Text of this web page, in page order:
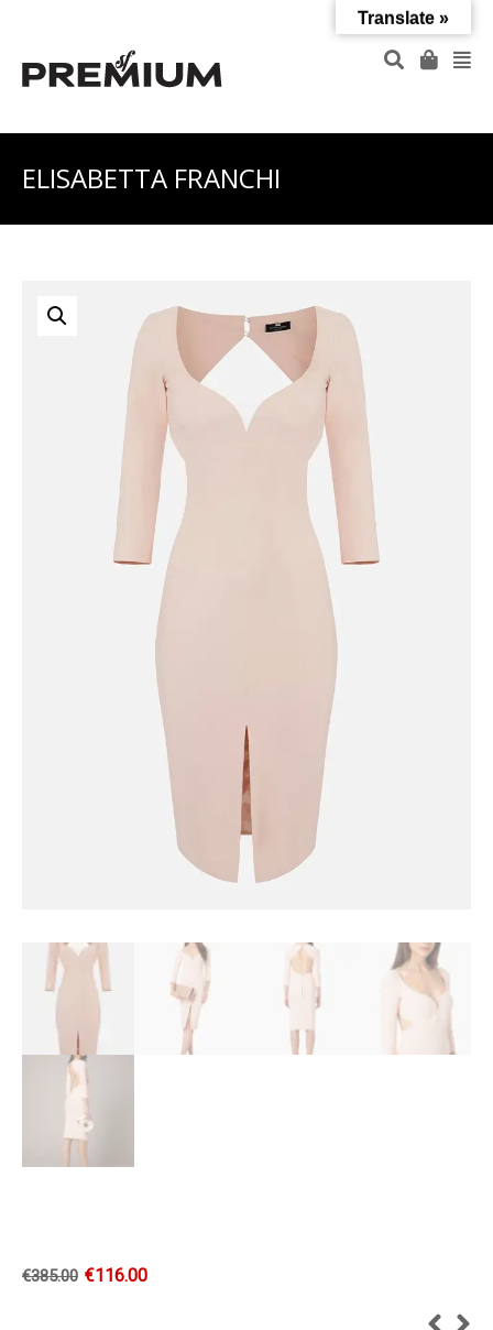
ELISABETTA FRANCHI
€385.00 €116.00
Translate »